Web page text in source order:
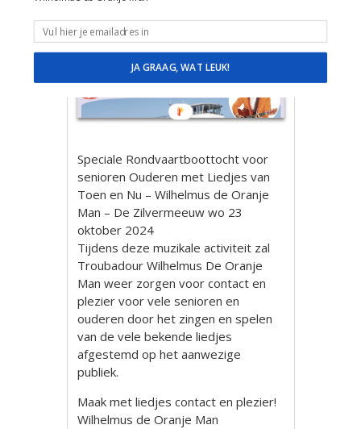
Speciale Rondvaartboottocht voor
senioren Ouderen met Liedjes van
Toen en Nu – Wilhelmus de Oranje
Man – De Zilvermeeuw wo 23
oktober 2024
Tijdens deze muzikale activiteit zal
Troubadour Wilhelmus De Oranje
Man weer zorgen voor contact en
plezier voor vele senioren en
ouderen door het zingen en spelen
van de vele bekende liedjes
afgestemd op het aanwezige
publiek.
Maak met liedjes contact en plezier!
Wilhelmus de Oranje Man
JA GRAAG, WAT LEUK!